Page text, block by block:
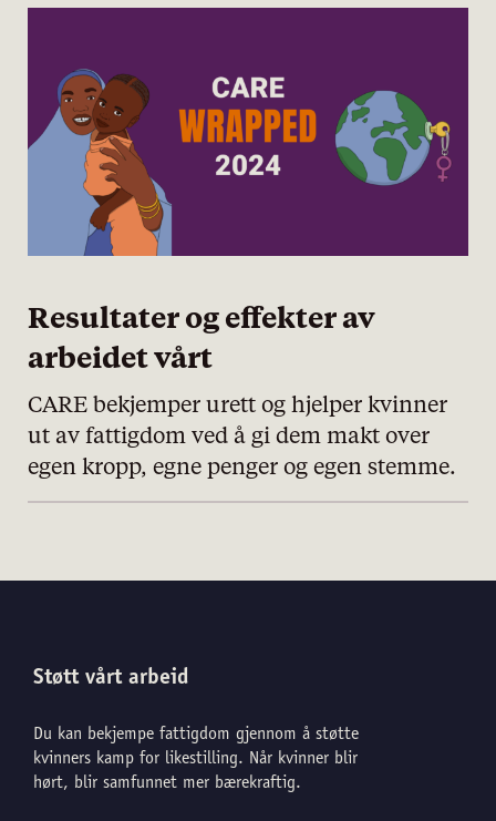
Statistiske
Markedsføring
Resultater og effekter av
arbeidet vårt
CARE bekjemper urett og hjelper kvinner
ut av fattigdom ved å gi dem makt over
egen kropp, egne penger og egen stemme.
Støtt vårt arbeid
Du kan bekjempe fattigdom gjennom å støtte
kvinners kamp for likestilling. Når kvinner blir
hørt, blir samfunnet mer bærekraftig.